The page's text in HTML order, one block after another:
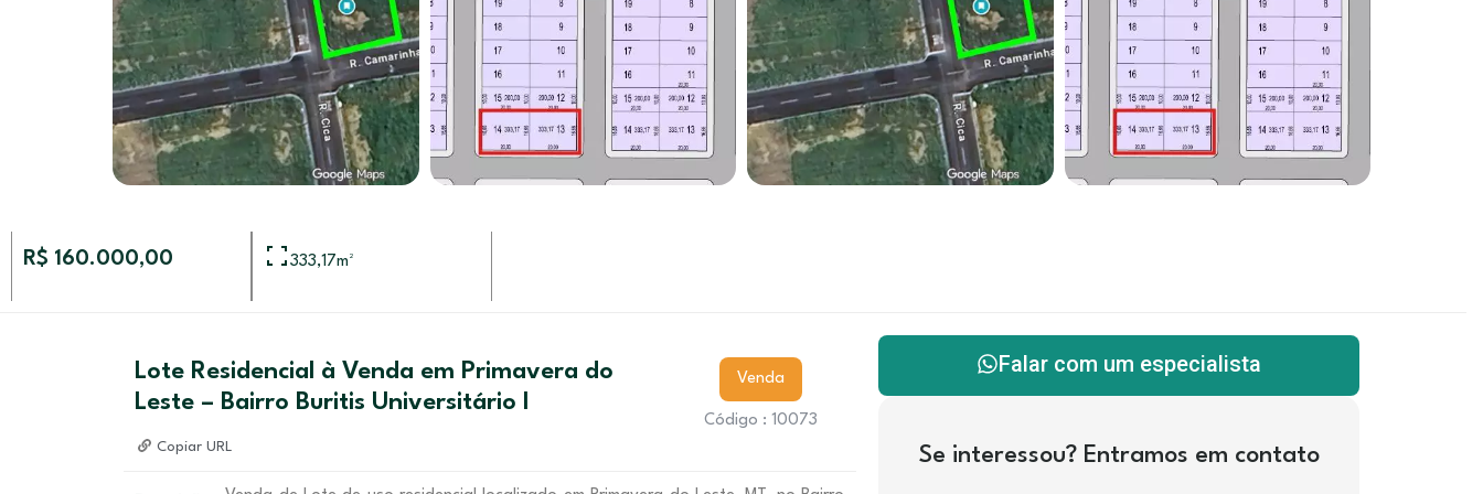
R$ 160.000,00 333,17m²
Lote Residencial à Venda em Primavera do
Leste – Bairro Buritis Universitário I
Copiar URL
Venda
Código : 10073
Falar com um especialista
Se interessou? Entramos em contato